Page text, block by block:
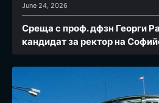
June 24, 2026
Среща с проф. дфзн Георги
кандидат за ректор на